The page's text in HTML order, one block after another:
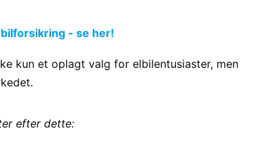
- se her!
kun et oplagt valg for elbilentusiaster, men
efter dette: